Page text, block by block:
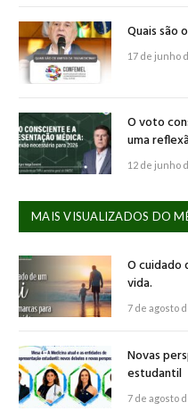
Quais são
17 de junho
O voto
uma
12 de junho
MAIS VISUALIZADOS DO
O cuidado
vida.
7 de agosto
Novas
estudantil
7 de agosto